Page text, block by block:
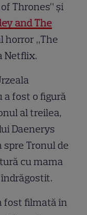
Thrones” și
and The
horror „The
Netflix.
a fost o figură
al treilea,
Daenerys
Tronul de
cu mama
fost filmată în